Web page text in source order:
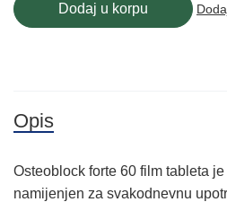
Dodaj u korpu
Opis
Osteoblock forte 60 film tableta
namijenjen za svakodnevnu